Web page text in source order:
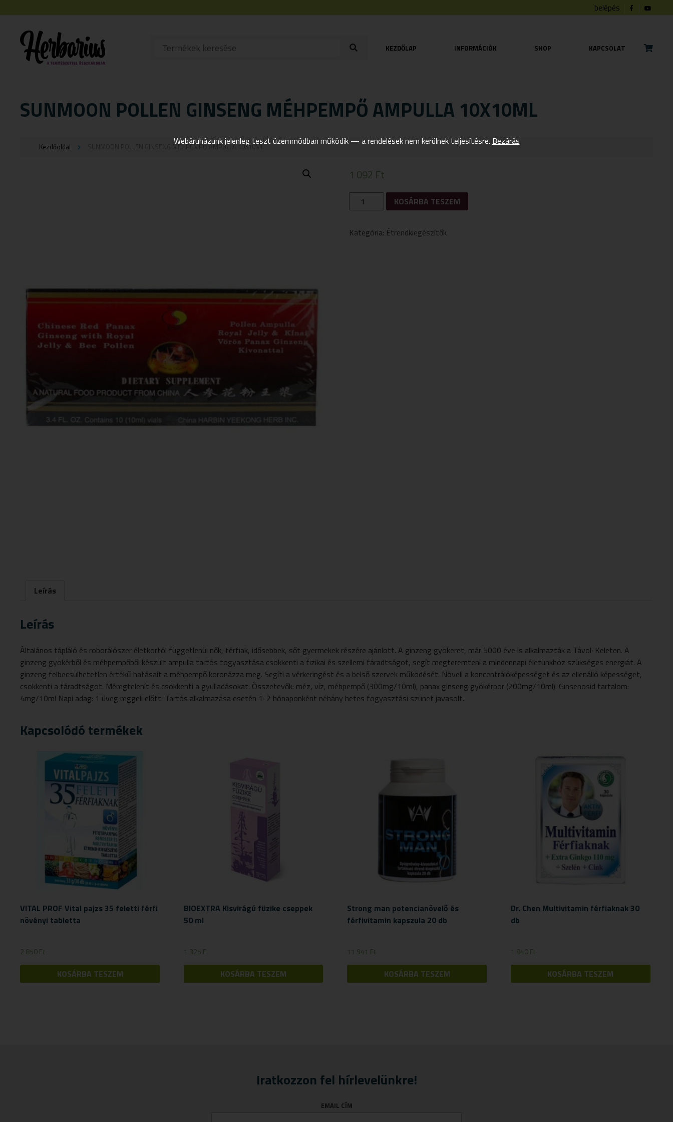
belépés
KEZDŐLAP INFORMÁCIÓK SHOP KAPCSOLAT
SUNMOON POLLEN GINSENG MÉHPEMPŐ AMPULLA 10X10ML
Kezdőoldal SUNMOON POLLEN GINSENG MÉHPEMPŐ AMPULLA 10X10ML
1 092 Ft
SUNMOON
POLLEN
AMPULLA
KOSÁRBA TESZEM
Kategória: Étrendkiegészítők
Leírás
Leírás
Általános tápláló és roborálószer életkortól függetlenül nők, férfiak, idősebbek, sőt gyermekek részére ajánlott. A ginzeng gyökeret, már 5000 éve is alkalmazták a Távol-Keleten. A
ginzeng gyökérből és méhpempőből készült ampulla tartós fogyasztása csökkenti a fizikai és szellemi fáradtságot, segít megteremteni a mindennapi életünkhöz szükséges energiát. A
ginzeng felbecsülhetetlen értékű hatásait a méhpempő koronázza meg. Segíti a vérkeringést és a belső szervek működését. Növeli a koncentrálóképességet és az ellenálló képességet,
csökkenti a fáradtságot. Méregtelenít és csökkenti a gyulladásokat. Összetevők: méz, víz, méhpempő (300mg/10ml), panax ginseng gyökérpor (200mg/10ml). Ginsenosid tartalom:
4mg/10ml Napi adag: 1 üveg reggeli előtt. Tartós alkalmazása esetén 1-2 hónaponként néhány hetes fogyasztási szünet javasolt.
Kapcsolódó termékek
VITAL PROF Vital pajzs 35 feletti férfi
növényi tabletta
2 850Ft
KOSÁRBA TESZEM
BIOEXTRA Kisvirágú füzike cseppek
50 ml
1 325 Ft
KOSÁRBA TESZEM
Strong man potencianövelő és
férfivitamin kapszula 20 db
11 941 Ft
KOSÁRBA TESZEM
Dr. Chen Multivitamin férfiaknak 30
db
1 840Ft
KOSÁRBA TESZEM
Iratkozzon fel hírlevelünkre!
EMAIL CÍM
Webáruházunk jelenleg teszt üzemmódban működik — a rendelések nem kerülnek teljesítésre. Bezárás